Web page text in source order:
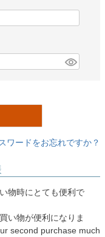
ワードをお忘れですか？
物時にとても便利で
い物が便利になりま
second purchase much